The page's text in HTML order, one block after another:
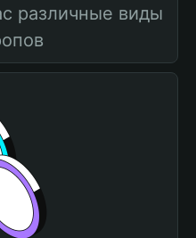
различные виды